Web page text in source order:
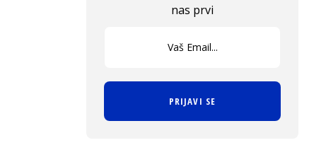
nas prvi
PRIJAVI SE